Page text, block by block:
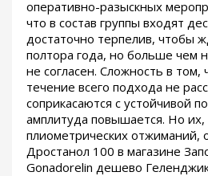
оперативно-разыскных
что в состав группы входят
достаточно терпелив, чтобы
полтора года, но больше чем
не согласен. Сложность в
течение всего подхода не
соприкасаются с устойчивой
амплитуда повышается. Но их,
плиометрических отжиманий,
Дростанол 100 в магазине
Gonadorelin дешево